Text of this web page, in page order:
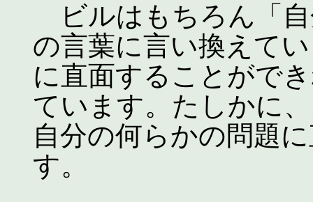
ビルはもちろん「
の言葉に言い換えて
に直面することがで
ています。たしかに
自分の何らかの問題
す。